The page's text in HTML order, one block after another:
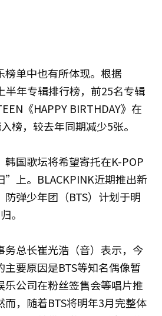
榜单中也有所体现。根据
半年专辑排行榜，前25名专辑
《HAPPY BIRTHDAY》在
榜，较去年同期减少5张。
韩国歌坛将希望寄托在K-POP
上。BLACKPINK近期推出新
弹少年团（BTS）计划于明
。
务总长崔光浩（音）表示，今
要原因是BTS等知名偶像暂
乐公司在粉丝签售会等唱片推
而，随着BTS将明年3月完整体